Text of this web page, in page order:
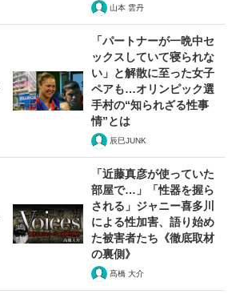
山本 雲丹
「パートナーが一晩中セ
ックスしていて寝られな
い」と解散に至った女子
ペアも…オリンピック選
手村の“知られざる性事
情”とは
辰巳JUNK
「近藤真彦が使っていた
部屋で…」「性器を握ら
される」ジャニー喜多川
による性加害、語り始め
た被害者たち《徹底取材
の裏側》
髙橋 大介